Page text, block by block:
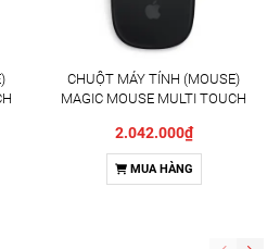
CHUỘT MÁY TÍNH (MOUSE)
MAGIC MOUSE MULTI TOUCH
A)
2.042.000₫
MUA HÀNG